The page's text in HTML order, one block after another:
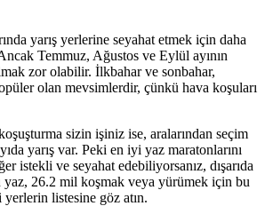
yarış yerlerine seyahat etmek için daha
Temmuz, Ağustos ve Eylül ayının
zor olabilir. İlkbahar ve sonbahar,
olan mevsimlerdir, çünkü hava koşuları
sizin işiniz ise, aralarından seçim
yarış var. Peki en iyi yaz maratonlarını
istekli ve seyahat edebiliyorsanız, dışarıda
yaz, 26.2 mil koşmak veya yürümek için bu
listesine göz atın.